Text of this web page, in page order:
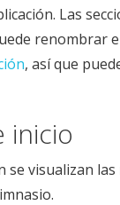
Las
renombrar
, así que
inicio
se visualizan las